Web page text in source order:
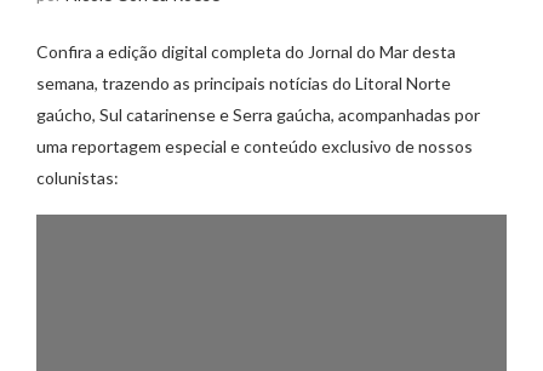
Confira a edição digital completa do Jornal do Mar desta
semana, trazendo as principais notícias do Litoral Norte
gaúcho, Sul catarinense e Serra gaúcha, acompanhadas por
uma reportagem especial e conteúdo exclusivo de nossos
colunistas: